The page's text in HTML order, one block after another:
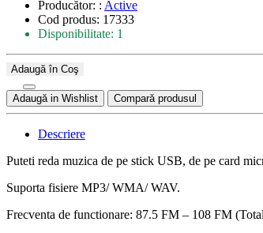
Producător: : Active
Cod produs: 17333
Disponibilitate: 1
Adaugă în Coş
Adaugă in Wishlist Compară produsul
Descriere
Puteti reda muzica de pe stick USB, de pe card
Suporta fisiere MP3/ WMA/ WAV.
Frecventa de functionare: 87.5 FM – 108 FM